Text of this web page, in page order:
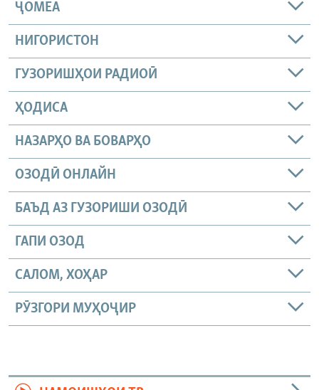
ҶОМEА
НИГОРИСТОН
ГУЗОРИШҲОИ РАДИОӢ
ҲОДИСА
НАЗАРҲО ВА БОВАРҲО
ОЗОДӢ ОНЛАЙН
БАЪД АЗ ГУЗОРИШИ ОЗОДӢ
ГАПИ ОЗОД
САЛОМ, ХОҲАР
РӮЗГОРИ МУҲОҶИР